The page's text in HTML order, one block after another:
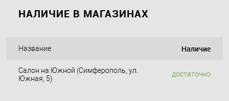
НАЛИЧИЕ В МАГАЗИНАХ
Название Наличие
Салон на Южной (Симферополь, ул.
Южная, 5)
достаточно